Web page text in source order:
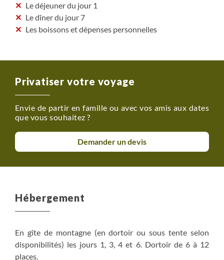
Le déjeuner du jour 1
Le dîner du jour 7
Les boissons et dépenses personnelles
Privatiser votre voyage
Envie de partir en famille ou avec vos amis aux dates
que vous souhaitez ?
Demander un devis
Hébergement
En gîte de montagne (en dortoir ou sous tente selon
disponibilités) les jours 1, 3, 4 et 6. Dortoir de 6 à 12
places.